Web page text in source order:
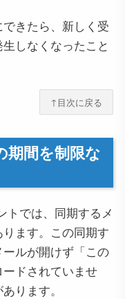
きたら、新しく受
しなくなったこと
↑目次に戻る
期間を制限な
トでは、同期するメ
ます。この同期す
ルが開けず「この
ドされていませ
ります。